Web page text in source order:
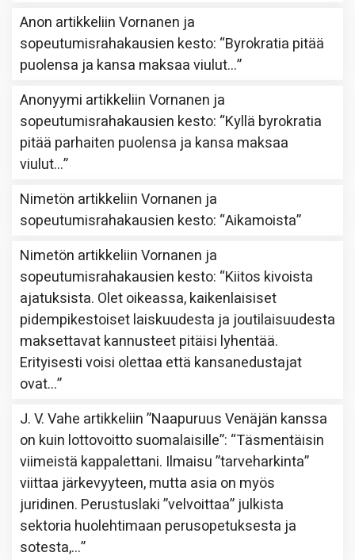
Anon artikkeliinVornanen ja
sopeutumisrahakausien kesto: “Byrokratia pitää
puolensa ja kansa maksaa viulut…”
Anonyymi artikkeliinVornanen ja
sopeutumisrahakausien kesto: “Kyllä byrokratia
pitää parhaiten puolensa ja kansa maksaa
viulut…”
Nimetön artikkeliinVornanen ja
sopeutumisrahakausien kesto: “Aikamoista”
Nimetön artikkeliinVornanen ja
sopeutumisrahakausien kesto: “Kiitos kivoista
ajatuksista. Olet oikeassa, kaikenlaisiset
pidempikestoiset laiskuudesta ja joutilaisuudesta
maksettavat kannusteet pitäisi lyhentää.
Erityisesti voisi olettaa että kansanedustajat
ovat…”
J. V. Vahe artikkeliin”Naapuruus Venäjän kanssa
on kuin lottovoitto suomalaisille”: “Täsmentäisin
viimeistä kappalettani. Ilmaisu ”tarveharkinta”
viittaa järkevyyteen, mutta asia on myös
juridinen. Perustuslaki ”velvoittaa” julkista
sektoria huolehtimaan perusopetuksesta ja
sotesta,…”